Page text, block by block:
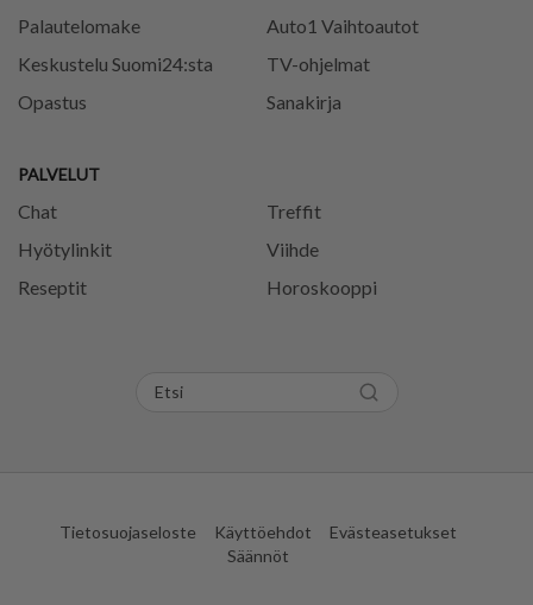
Palautelomake
Keskustelu Suomi24:sta
Opastus
PALVELUT
Chat
Treffit
Hyötylinkit
Viihde
Reseptit
Horoskooppi
Auto1 Vaihtoautot
TV-ohjelmat
Sanakirja
Tietosuojaseloste Käyttöehdot
Evästeasetukset
Säännöt